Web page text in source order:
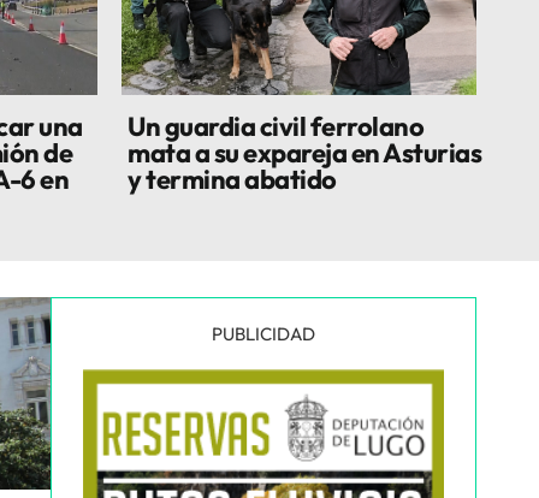
una
de
6 en
Un guardia civil ferrolano
mata a su expareja en Asturias
y termina abatido
PUBLICIDAD